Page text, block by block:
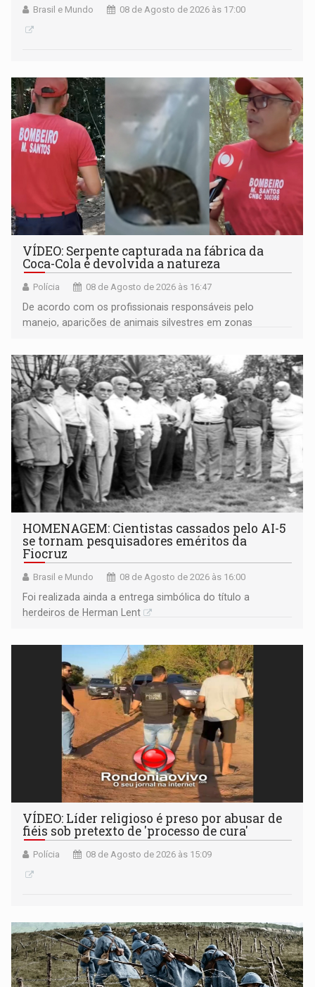
Brasil e Mundo 08 de Agosto de 2026 às 17:00
VÍDEO: Serpente capturada na fábrica da
Coca-Cola é devolvida a natureza
Polícia 08 de Agosto de 2026 às 16:47
De acordo com os profissionais responsáveis pelo
manejo, aparições de animais silvestres em zonas
HOMENAGEM: Cientistas cassados pelo AI-5
se tornam pesquisadores eméritos da
Fiocruz
Brasil e Mundo 08 de Agosto de 2026 às 16:00
Foi realizada ainda a entrega simbólica do título a
herdeiros de Herman Lent
VÍDEO: Líder religioso é preso por abusar de
fiéis sob pretexto de 'processo de cura'
Polícia 08 de Agosto de 2026 às 15:09